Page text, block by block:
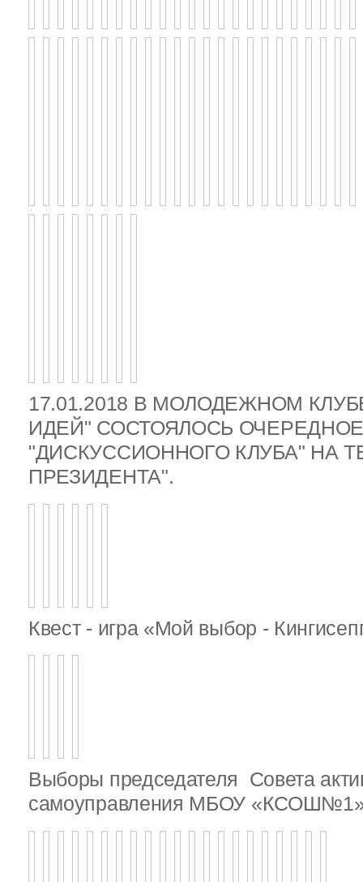
17.01.2018 В МОЛОДЕЖНОМ
ИДЕЙ" СОСТОЯЛОСЬ
"ДИСКУССИОННОГО КЛУБА" НА
ПРЕЗИДЕНТА".
Квест - игра «Мой выбор -
Выборы председателя Совета
самоуправления МБОУ